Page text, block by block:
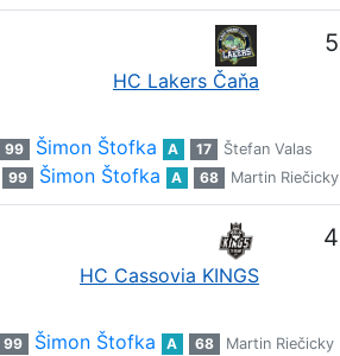
HC Lakers Čaňa
5
99 Šimon Štofka A 17
Štefan Valas
99 Šimon Štofka A 68 Martin Riečicky
HC Cassovia KINGS
4
99 Šimon Štofka A 68 Martin Riečicky